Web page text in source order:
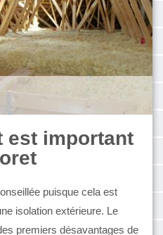
est important
puisque cela est
isolation extérieure. Le
premiers désavantages de